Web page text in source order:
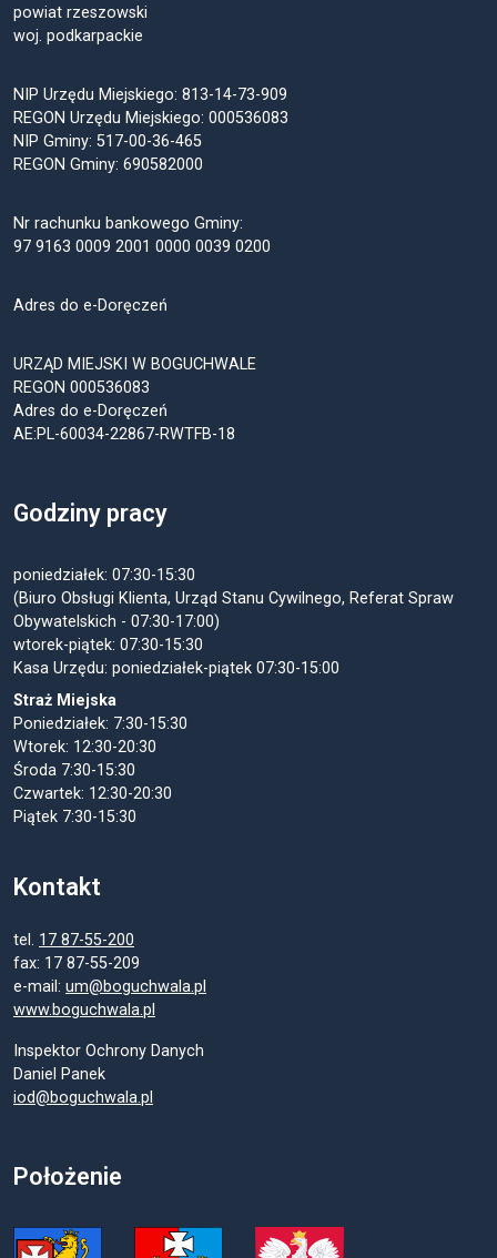
powiat rzeszowski
woj. podkarpackie
NIP Urzędu Miejskiego: 813-14-73-909
REGON Urzędu Miejskiego: 000536083
NIP Gminy: 517-00-36-465
REGON Gminy: 690582000
Nr rachunku bankowego Gminy:
97 9163 0009 2001 0000 0039 0200
Adres do e-Doręczeń
URZĄD MIEJSKI W BOGUCHWALE
REGON 000536083
Adres do e-Doręczeń
AE:PL-60034-22867-RWTFB-18
Godziny pracy
poniedziałek: 07:30-15:30
(Biuro Obsługi Klienta, Urząd Stanu Cywilnego, Referat Spraw
Obywatelskich - 07:30-17:00)
wtorek-piątek: 07:30-15:30
Kasa Urzędu: poniedziałek-piątek 07:30-15:00
Straż Miejska
Poniedziałek: 7:30-15:30
Wtorek: 12:30-20:30
Środa 7:30-15:30
Czwartek: 12:30-20:30
Piątek 7:30-15:30
Kontakt
tel. 17 87-55-200
fax: 17 87-55-209
e-mail: um@boguchwala.pl
www.boguchwala.pl
Inspektor Ochrony Danych
Daniel Panek
iod@boguchwala.pl
Położenie